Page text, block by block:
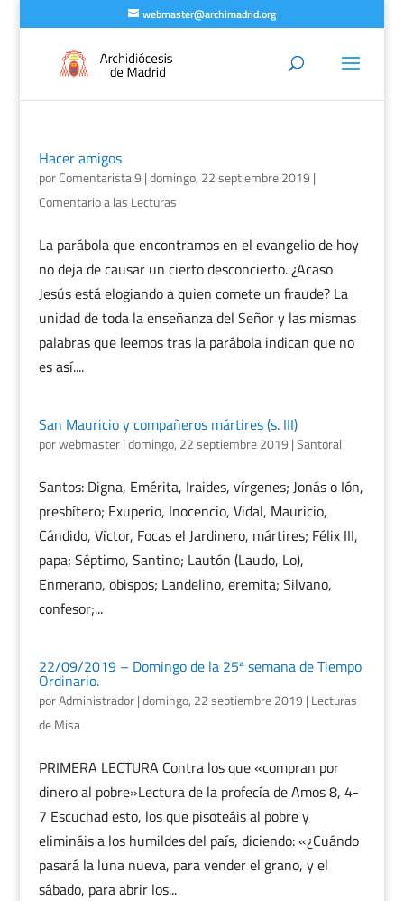
webmaster@archimadrid.org
Hacer amigos
porComentarista 9 |domingo, 22 septiembre 2019 |
Comentario a las Lecturas
La parábola que encontramos en el evangelio de hoy
no deja de causar un cierto desconcierto. ¿Acaso
Jesús está elogiando a quien comete un fraude? La
unidad de toda la enseñanza del Señor y las mismas
palabras que leemos tras la parábola indican que no
es así....
San Mauricio y compañeros mártires (s. III)
porwebmaster|domingo, 22 septiembre 2019 |Santoral
Santos: Digna, Emérita, Iraides, vírgenes; Jonás o Ión,
presbítero; Exuperio, Inocencio, Vidal, Mauricio,
Cándido, Víctor, Focas el Jardinero, mártires; Félix III,
papa; Séptimo, Santino; Lautón (Laudo, Lo),
Enmerano, obispos; Landelino, eremita; Silvano,
confesor;...
22/09/2019 – Domingo de la 25ª semana de Tiempo
Ordinario.
porAdministrador|domingo, 22 septiembre 2019 | Lecturas
de Misa
PRIMERA LECTURA Contra los que «compran por
dinero al pobre»Lectura de la profecía de Amos 8, 4-
7 Escuchad esto, los que pisoteáis al pobre y
elimináis a los humildes del país, diciendo: «¿Cuándo
pasará la luna nueva, para vender el grano, y el
sábado, para abrir los...